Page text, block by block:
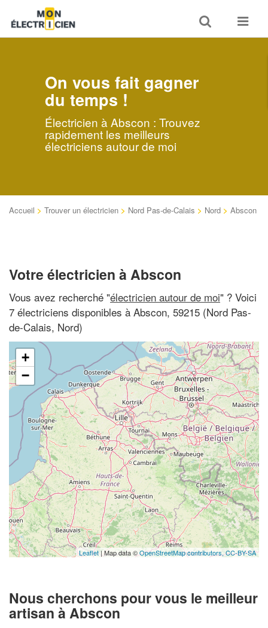
Toggle
search
Toggle
On vous fait gagner
du temps !
Électricien à Abscon : Trouvez
rapidement les meilleurs
électriciens autour de moi
Accueil > Trouver un électricien > Nord Pas-de-Calais > Nord > Abscon
Votre électricien à Abscon
Vous avez recherché "électricien autour de moi" ? Voici
7 électriciens disponibles à Abscon, 59215 (Nord Pas-
de-Calais, Nord)
+
−
Leaflet | Map data ©OpenStreetMap contributors,CC-BY-SA
Nous cherchons pour vous le meilleur
artisan à Abscon